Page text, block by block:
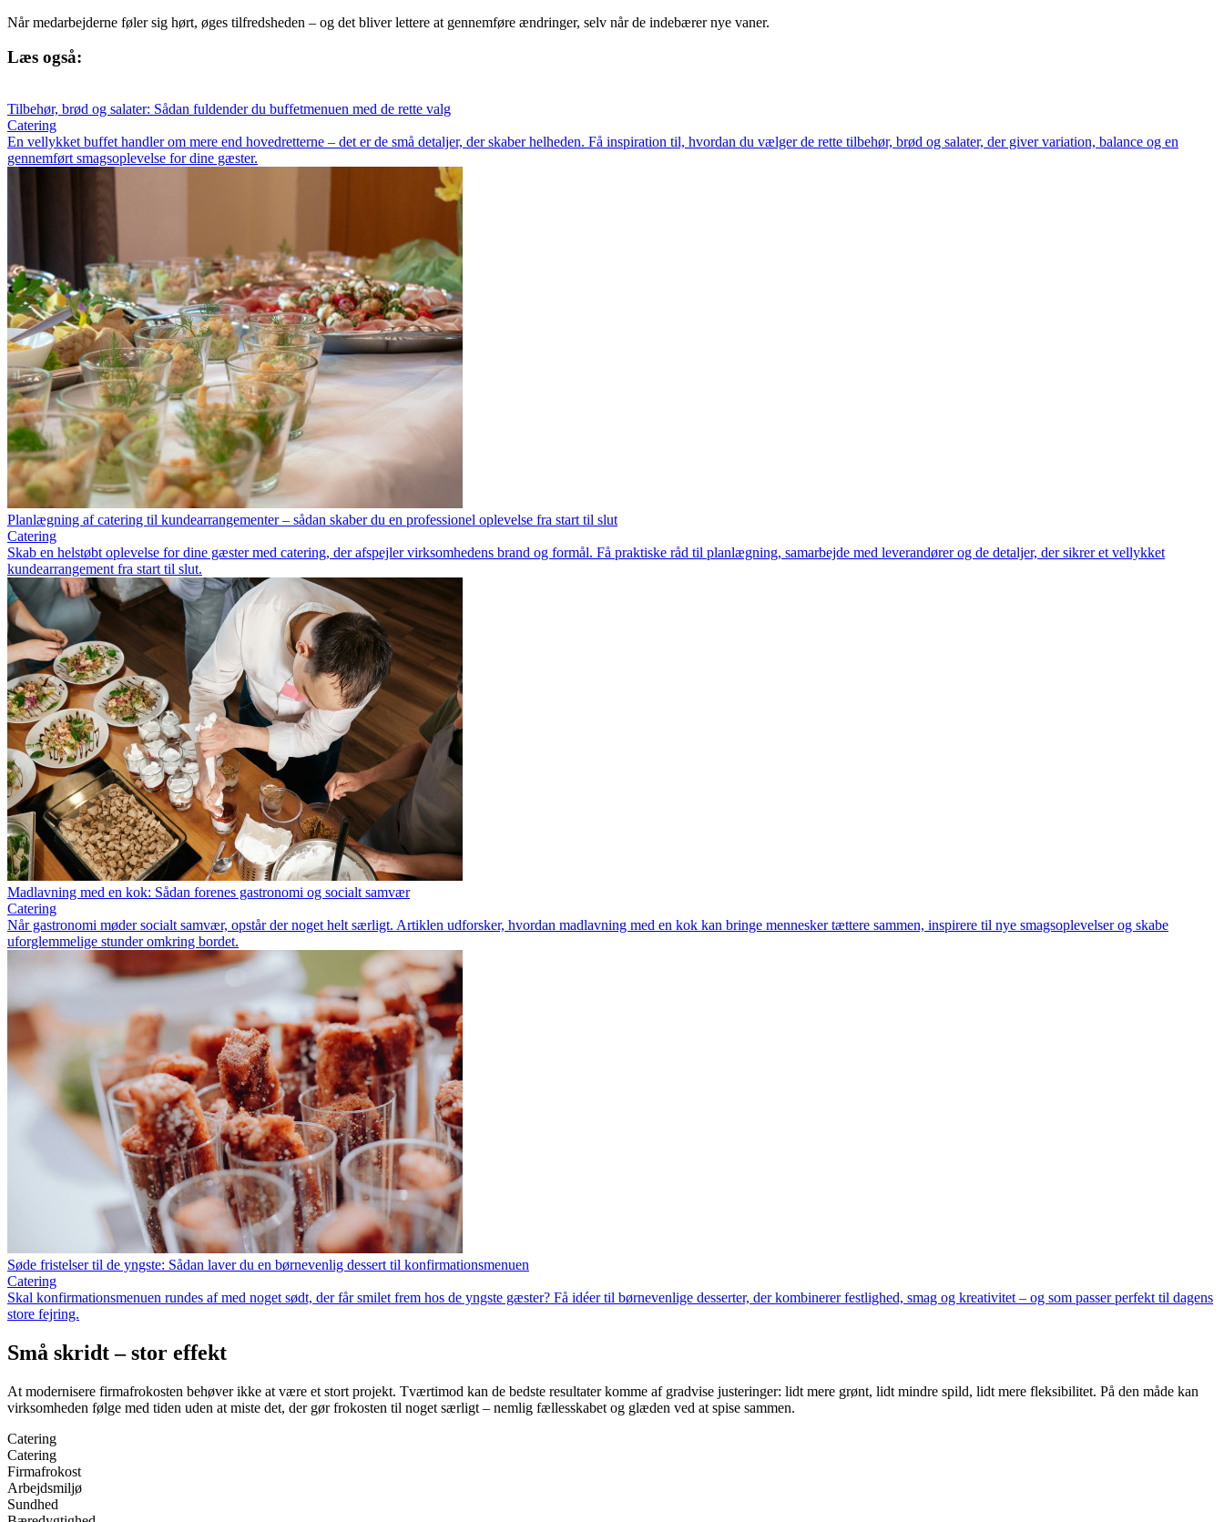
Når medarbejderne føler sig hørt, øges tilfredsheden – og det bliver lettere at gennemføre ændringer, selv når de indebærer nye vaner.
Læs også:
Tilbehør, brød og salater: Sådan fuldender du buffetmenuen med de rette valg
Catering
En vellykket buffet handler om mere end hovedretterne – det er de små detaljer, der skaber helheden. Få inspiration til, hvordan du vælger de rette tilbehør, brød og salater, der giver variation, balance og en
gennemført smagsoplevelse for dine gæster.
Planlægning af catering til kundearrangementer – sådan skaber du en professionel oplevelse fra start til slut
Catering
Skab en helstøbt oplevelse for dine gæster med catering, der afspejler virksomhedens brand og formål. Få praktiske råd til planlægning, samarbejde med leverandører og de detaljer, der sikrer et vellykket
kundearrangement fra start til slut.
Madlavning med en kok: Sådan forenes gastronomi og socialt samvær
Catering
Når gastronomi møder socialt samvær, opstår der noget helt særligt. Artiklen udforsker, hvordan madlavning med en kok kan bringe mennesker tættere sammen, inspirere til nye smagsoplevelser og skabe
uforglemmelige stunder omkring bordet.
Søde fristelser til de yngste: Sådan laver du en børnevenlig dessert til konfirmationsmenuen
Catering
Skal konfirmationsmenuen rundes af med noget sødt, der får smilet frem hos de yngste gæster? Få idéer til børnevenlige desserter, der kombinerer festlighed, smag og kreativitet – og som passer perfekt til dagens
store fejring.
Små skridt – stor effekt
At modernisere firmafrokosten behøver ikke at være et stort projekt. Tværtimod kan de bedste resultater komme af gradvise justeringer: lidt mere grønt, lidt mindre spild, lidt mere fleksibilitet. På den måde kan
virksomheden følge med tiden uden at miste det, der gør frokosten til noget særligt – nemlig fællesskabet og glæden ved at spise sammen.
Catering
Catering
Firmafrokost
Arbejdsmiljø
Sundhed